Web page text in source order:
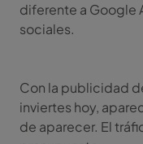
diferente a Google
sociales.
Con la publicidad
inviertes hoy,
de aparecer. El